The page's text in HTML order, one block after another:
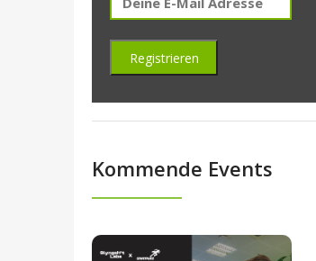
Kommende Events